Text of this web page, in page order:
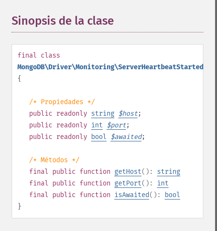
Sinopsis de la clase
final class
{
/* Propiedades */
public readonly string $host;
public readonly int $port;
public readonly bool $awaited;
/* Métodos */
final public function getHost(): string
final public function getPort(): int
final public function isAwaited():
bool
}